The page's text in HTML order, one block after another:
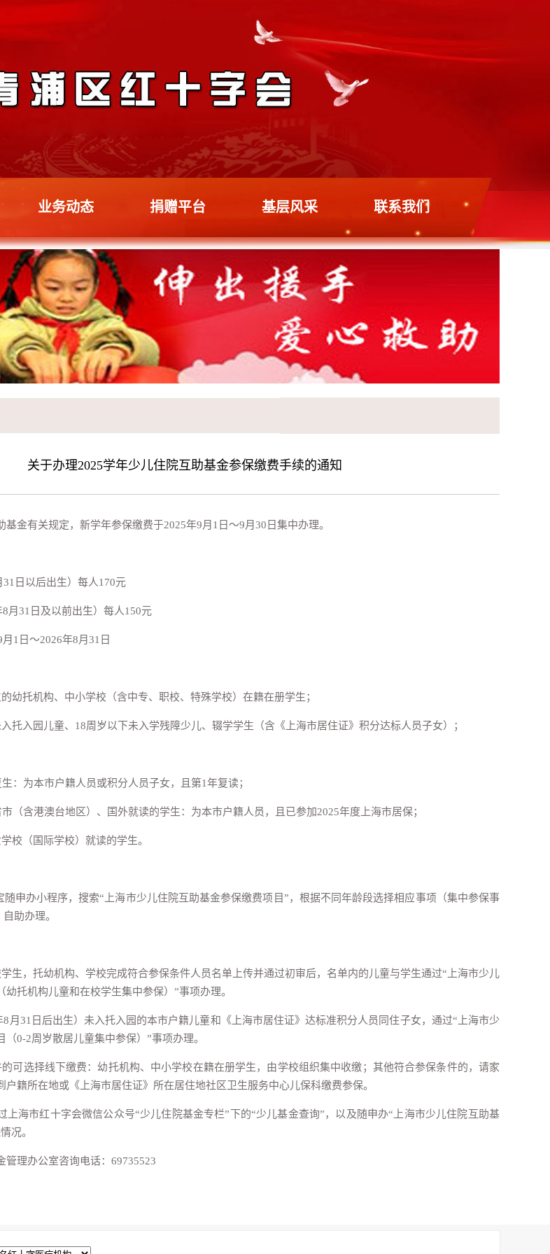
业务动态 捐赠平台 基层风采 联系我们
关于办理2025学年少儿住院互助基金参保缴费手续的通知
金有关规定，新学年参保缴费于2025年9月1日～9月30日集中办理。
日以后出生）每人170元
月31日及以前出生）每人150元
月1日～2026年8月31日
幼托机构、中小学校（含中专、职校、特殊学校）在籍在册学生；
托入园儿童、18周岁以下未入学残障少儿、辍学学生（含《上海市居住证》积分达标人员子女）；
生：为本市户籍人员或积分人员子女，且第1年复读；
市（含港澳台地区）、国外就读的学生：为本市户籍人员，且已参加2025年度上海市居保；
校（国际学校）就读的学生。
随申办小程序，搜索“上海市少儿住院互助基金参保缴费项目”，根据不同年龄段选择相应事项（集中参保事
助办理。
生，托幼机构、学校完成符合参保条件人员名单上传并通过初审后，名单内的儿童与学生通过“上海市少儿
托机构儿童和在校学生集中参保）”事项办理。
8月31日后出生）未入托入园的本市户籍儿童和《上海市居住证》达标准积分人员同住子女，通过“上海市少
0-2周岁散居儿童集中参保）”事项办理。
可选择线下缴费：幼托机构、中小学校在籍在册学生，由学校组织集中收缴；其他符合参保条件的，请家
籍所在地或《上海市居住证》所在居住地社区卫生服务中心儿保科缴费参保。
上海市红十字会微信公众号“少儿住院基金专栏”下的“少儿基金查询”，以及随申办“上海市少儿住院互助基
况。
管理办公室咨询电话：69735523